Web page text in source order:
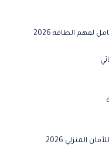
لفهم الطاقة 2026
المنزلي 2026